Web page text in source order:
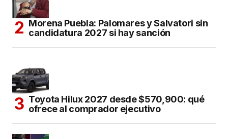
Morena Puebla: Palomares y Salvatori sin
candidatura 2027 si hay sanción
Toyota Hilux 2027 desde $570,900: qué
ofrece al comprador ejecutivo